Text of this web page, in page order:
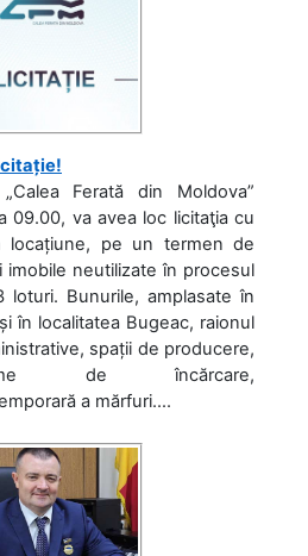
Ferată din Moldova”
09.00, va avea loc licitaţia cu
locațiune, pe un termen de
imobile neutilizate în procesul
Bunurile, amplasate în
în localitatea Bugeac, raionul
spații de producere,
de încărcare,
a mărfuri....